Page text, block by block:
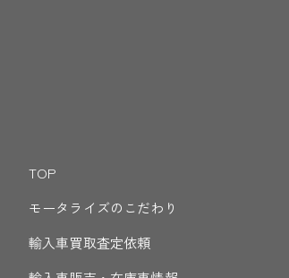
TOP
モータライズのこだわり
輸入車買取査定依頼